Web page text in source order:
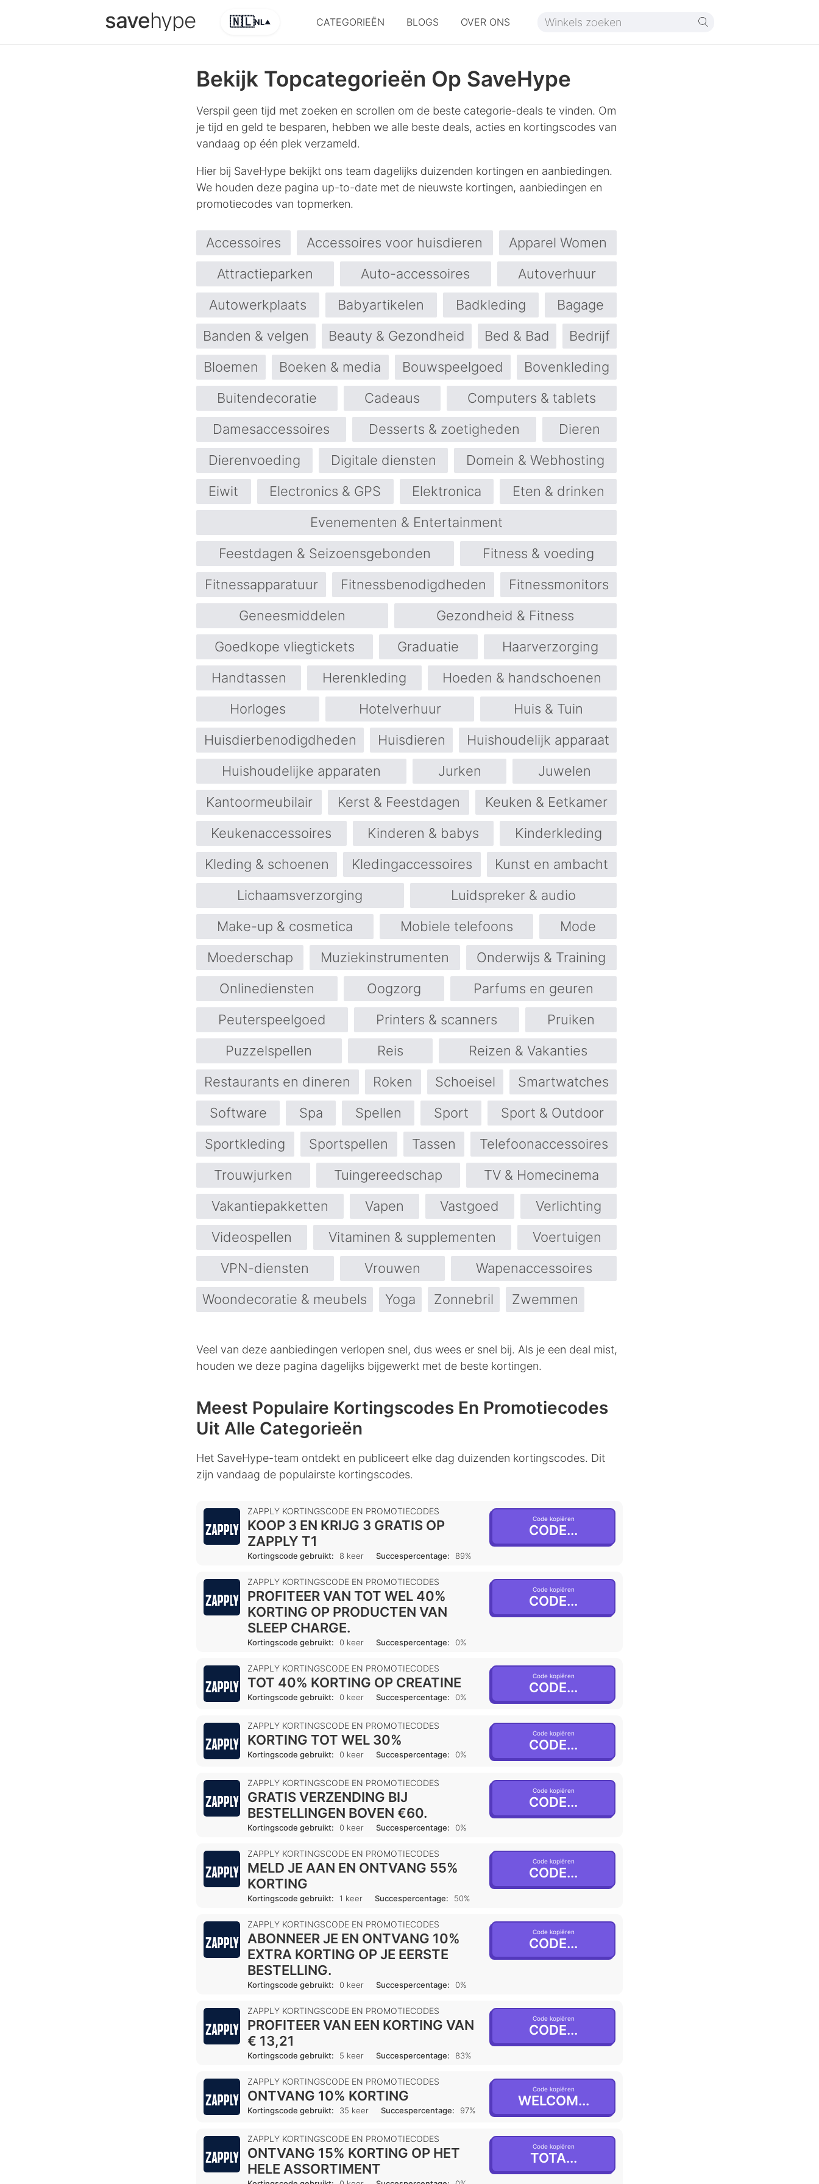
savehype 🇳🇱NL▲ CATEGORIEËN BLOGS OVER ONS
Bekijk Topcategorieën Op SaveHype
Verspil geen tijd met zoeken en scrollen om de beste categorie-deals te vinden. Om
je tijd en geld te besparen, hebben we alle beste deals, acties en kortingscodes van
vandaag op één plek verzameld.
Hier bij SaveHype bekijkt ons team dagelijks duizenden kortingen en aanbiedingen.
We houden deze pagina up-to-date met de nieuwste kortingen, aanbiedingen en
promotiecodes van topmerken.
Accessoires Accessoires voor huisdieren
Apparel Women
Attractieparken
Auto-accessoires
Autoverhuur
Autowerkplaats
Babyartikelen Badkleding
Bagage
Banden & velgen
Beauty & Gezondheid Bed & Bad
Bedrijf
Bloemen
Boeken & media Bouwspeelgoed
Bovenkleding
Buitendecoratie
Cadeaus
Computers & tablets
Damesaccessoires
Desserts & zoetigheden
Dieren
Dierenvoeding
Digitale diensten
Domein & Webhosting
Eiwit
Electronics & GPS Elektronica
Eten & drinken
Evenementen & Entertainment
Feestdagen & Seizoensgebonden
Fitness & voeding
Fitnessapparatuur
Fitnessbenodigdheden
Fitnessmonitors
Geneesmiddelen
Gezondheid & Fitness
Goedkope vliegtickets
Graduatie
Haarverzorging
Handtassen
Herenkleding
Hoeden & handschoenen
Horloges
Hotelverhuur
Huis & Tuin
Huisdierbenodigdheden
Huisdieren
Huishoudelijk apparaat
Huishoudelijke apparaten
Jurken
Juwelen
Kantoormeubilair
Kerst & Feestdagen
Keuken & Eetkamer
Keukenaccessoires
Kinderen & babys
Kinderkleding
Kleding & schoenen
Kledingaccessoires
Kunst en ambacht
Lichaamsverzorging
Luidspreker & audio
Make-up & cosmetica
Mobiele telefoons
Mode
Moederschap
Muziekinstrumenten
Onderwijs & Training
Onlinediensten
Oogzorg
Parfums en geuren
Peuterspeelgoed
Printers & scanners
Pruiken
Puzzelspellen
Reis
Reizen & Vakanties
Restaurants en dineren
Roken Schoeisel
Smartwatches
Software
Spa Spellen Sport
Sport & Outdoor
Sportkleding
Sportspellen Tassen
Telefoonaccessoires
Trouwjurken
Tuingereedschap
TV & Homecinema
Vakantiepakketten
Vapen Vastgoed
Verlichting
Videospellen
Vitaminen & supplementen
Voertuigen
VPN-diensten
Vrouwen
Wapenaccessoires
Woondecoratie & meubels
Yoga Zonnebril Zwemmen
Veel van deze aanbiedingen verlopen snel, dus wees er snel bij. Als je een deal mist,
houden we deze pagina dagelijks bijgewerkt met de beste kortingen.
Meest Populaire Kortingscodes En Promotiecodes
Uit Alle Categorieën
Het SaveHype-team ontdekt en publiceert elke dag duizenden kortingscodes. Dit
zijn vandaag de populairste kortingscodes.
ZAPPLY KORTINGSCODE EN PROMOTIECODES
KOOP 3 EN KRIJG 3 GRATIS OP
ZAPPLY T1
Kortingscode gebruikt: 8 keer Succespercentage: 89%
Code kopiëren
CODE...
ZAPPLY KORTINGSCODE EN PROMOTIECODES
PROFITEER VAN TOT WEL 40%
KORTING OP PRODUCTEN VAN
SLEEP CHARGE.
Kortingscode gebruikt: 0 keer Succespercentage: 0%
Code kopiëren
CODE...
ZAPPLY KORTINGSCODE EN PROMOTIECODES
TOT 40% KORTING OP CREATINE
Kortingscode gebruikt: 0 keer Succespercentage: 0%
Code kopiëren
CODE...
ZAPPLY KORTINGSCODE EN PROMOTIECODES
KORTING TOT WEL 30%
Kortingscode gebruikt: 0 keer Succespercentage: 0%
Code kopiëren
CODE...
ZAPPLY KORTINGSCODE EN PROMOTIECODES
GRATIS VERZENDING BIJ
BESTELLINGEN BOVEN €60.
Kortingscode gebruikt: 0 keer Succespercentage: 0%
Code kopiëren
CODE...
ZAPPLY KORTINGSCODE EN PROMOTIECODES
MELD JE AAN EN ONTVANG 55%
KORTING
Kortingscode gebruikt: 1 keer Succespercentage: 50%
Code kopiëren
CODE...
ZAPPLY KORTINGSCODE EN PROMOTIECODES
ABONNEER JE EN ONTVANG 10%
EXTRA KORTING OP JE EERSTE
BESTELLING.
Kortingscode gebruikt: 0 keer Succespercentage: 0%
Code kopiëren
CODE...
ZAPPLY KORTINGSCODE EN PROMOTIECODES
PROFITEER VAN EEN KORTING VAN
€ 13,21
Kortingscode gebruikt: 5 keer Succespercentage: 83%
Code kopiëren
CODE...
ZAPPLY KORTINGSCODE EN PROMOTIECODES
ONTVANG 10% KORTING
Kortingscode gebruikt: 35 keer Succespercentage: 97%
Code kopiëren
WELCOM...
ZAPPLY KORTINGSCODE EN PROMOTIECODES
ONTVANG 15% KORTING OP HET
HELE ASSORTIMENT
Code kopiëren
TOTA...